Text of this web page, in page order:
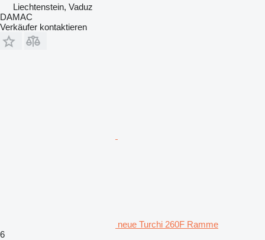
Liechtenstein, Vaduz
DAMAC
Verkäufer kontaktieren
neue Turchi 260F Ramme
6